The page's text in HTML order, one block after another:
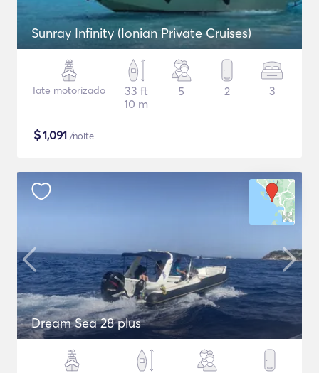
Sunray Infinity (Ionian Private Cruises)
Iate motorizado
33 ft
10 m
5 2 3
$1,091 /noite
Dream Sea 28 plus